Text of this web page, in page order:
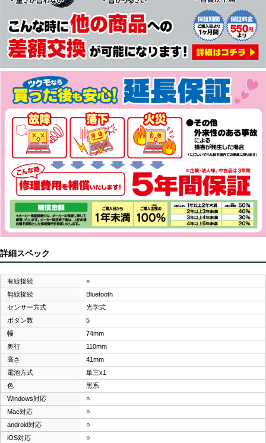
詳細スペック
有線接続
×
無線接続
Bluetooth
センサー方式
光学式
ボタン数
5
幅
74mm
奥行
110mm
高さ
41mm
電池方式
単三x1
色
黒系
Windows対応
○
Mac対応
○
android対応
○
iOS対応
○